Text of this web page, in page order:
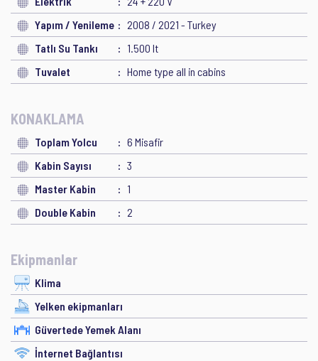
Yapım / Yenileme
2008 / 2021 - Turkey
Tatlı Su Tankı
1.500 lt
Tuvalet
Home type all in cabins
KONAKLAMA
Toplam Yolcu
6 Misafir
Kabin Sayısı
3
Master Kabin
1
Double Kabin
2
Ekipmanlar
Klima
Yelken ekipmanları
Güvertede Yemek Alanı
İnternet Bağlantısı